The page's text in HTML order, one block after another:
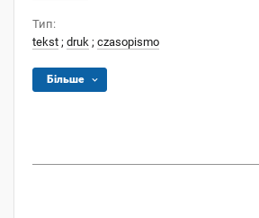
Тип:
tekst ; druk ; czasopismo
Більше